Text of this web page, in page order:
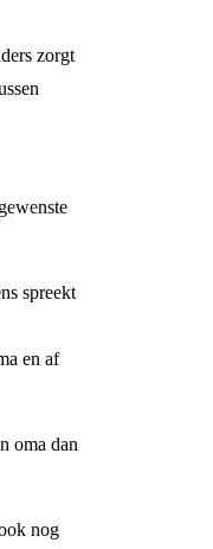
zorgt
spreekt
en af
oma dan
nog